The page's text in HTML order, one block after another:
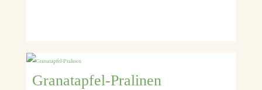
Granatapfel-Pralinen